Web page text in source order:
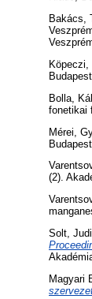
Bakács,
Köpeczi,
Bolla,
fonetikai
Mérei,
(2).
Solt,
Magyari